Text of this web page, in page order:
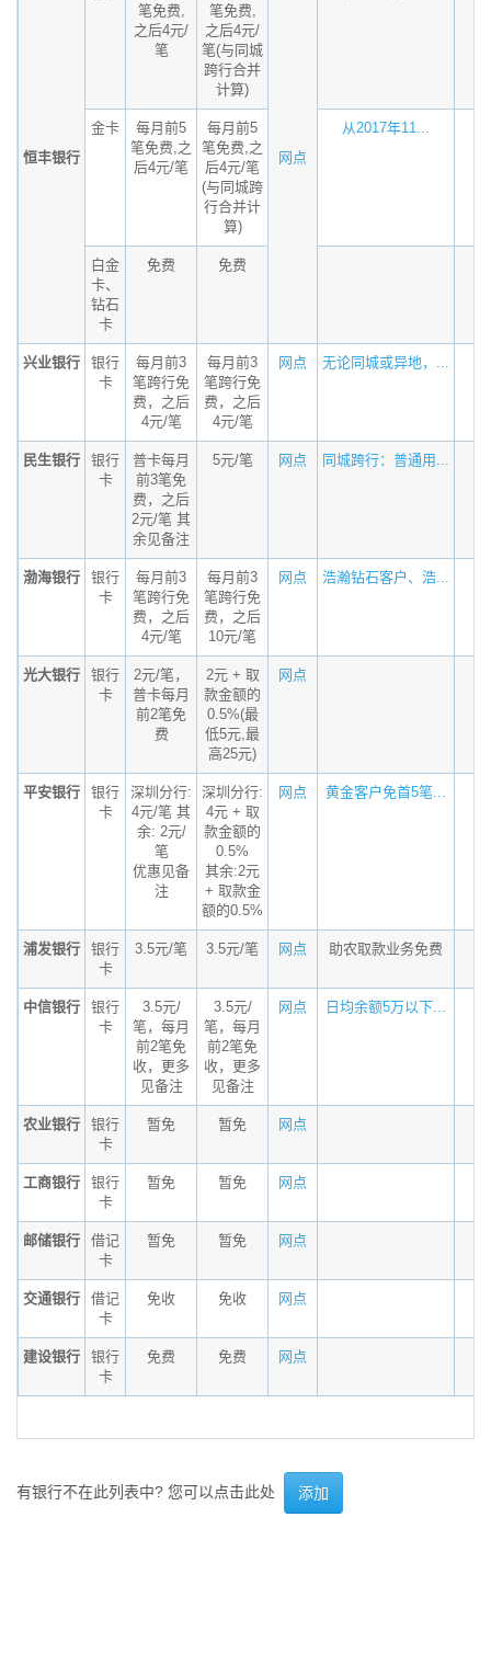
恒丰银行
笔免费,
之后4元/
笔
笔免费,
之后4元/
笔(与同城
跨行合并
计算)
网点
金卡
每月前5
笔免费,之
后4元/笔
每月前5
笔免费,之
后4元/笔
(与同城跨
行合并计
算)
从2017年11...
白金
卡、
钻石
卡
免费 免费
兴业银行
银行
卡
每月前3
笔跨行免
费，之后
4元/笔
每月前3
笔跨行免
费，之后
4元/笔
网点 无论同城或异地，...
民生银行
银行
卡
普卡每月
前3笔免
费，之后
2元/笔 其
余见备注
5元/笔 网点 同城跨行：普通用...
渤海银行
银行
卡
每月前3
笔跨行免
费，之后
4元/笔
每月前3
笔跨行免
费，之后
10元/笔
网点 浩瀚钻石客户、浩...
光大银行
银行
卡
2元/笔，
普卡每月
前2笔免
费
2元 + 取
款金额的
0.5%(最
低5元,最
高25元)
网点
平安银行
银行
卡
深圳分行:
4元/笔 其
余: 2元/
笔
优惠见备
注
深圳分行:
4元 + 取
款金额的
0.5%
其余:2元
+ 取款金
额的0.5%
网点 黄金客户免首5笔...
浦发银行
银行
卡
3.5元/笔 3.5元/笔 网点 助农取款业务免费
中信银行
银行
卡
3.5元/
笔，每月
前2笔免
收，更多
见备注
3.5元/
笔，每月
前2笔免
收，更多
见备注
网点 日均余额5万以下...
农业银行
银行
卡
暂免 暂免 网点
工商银行
银行
卡
暂免 暂免 网点
邮储银行
借记
卡
暂免 暂免 网点
交通银行
借记
卡
免收 免收 网点
建设银行
银行
卡
免费 免费 网点
有银行不在此列表中? 您可以点击此处 添加